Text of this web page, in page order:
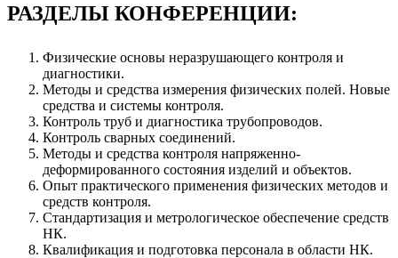
РАЗДЕЛЫ КОНФЕРЕНЦИИ:
Физические основы неразрушающего контроля и
диагностики.
Методы и средства измерения физических полей. Новые
средства и системы контроля.
Контроль труб и диагностика трубопроводов.
Контроль сварных соединений.
Методы и средства контроля напряженно-
деформированного состояния изделий и объектов.
Опыт практического применения физических методов и
средств контроля.
Стандартизация и метрологическое обеспечение средств
НК.
Квалификация и подготовка персонала в области НК.